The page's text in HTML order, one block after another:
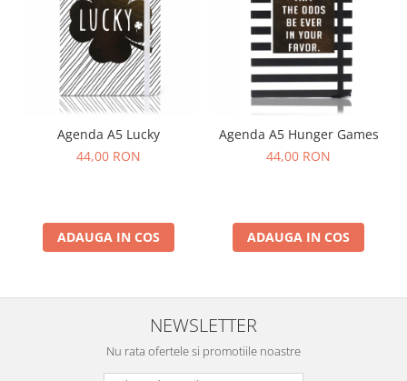
Agenda A5 Lucky
44,00 RON
ADAUGA IN COS
Agenda A5 Hunger Games
44,00 RON
ADAUGA IN COS
NEWSLETTER
Nu rata ofertele si promotiile noastre